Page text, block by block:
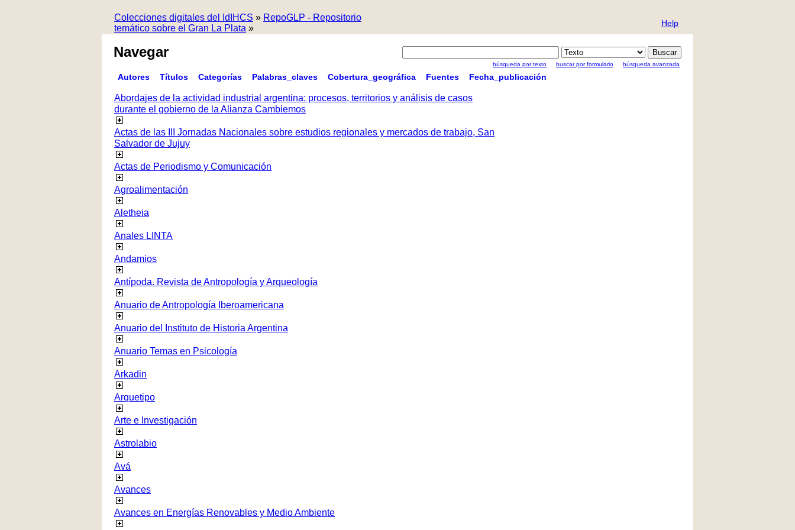
Colecciones digitales del IdIHCS » RepoGLP - Repositorio
temático sobre el Gran La Plata » Help
Navegar
búsqueda por texto buscar por formulario búsqueda avanzada
Autores Títulos Categorías Palabras_claves Cobertura_geográfica Fuentes Fecha_publicación
Abordajes de la actividad industrial argentina: procesos, territorios y análisis de casos
durante el gobierno de la Alianza Cambiemos
Actas de las III Jornadas Nacionales sobre estudios regionales y mercados de trabajo, San
Salvador de Jujuy
Actas de Periodismo y Comunicación
Agroalimentación
Aletheia
Anales LINTA
Andamios
Antípoda. Revista de Antropología y Arqueología
Anuario de Antropología Iberoamericana
Anuario del Instituto de Historia Argentina
Anuario Temas en Psicología
Arkadin
Arquetipo
Arte e Investigación
Astrolabio
Avá
Avances
Avances en Energías Renovables y Medio Ambiente